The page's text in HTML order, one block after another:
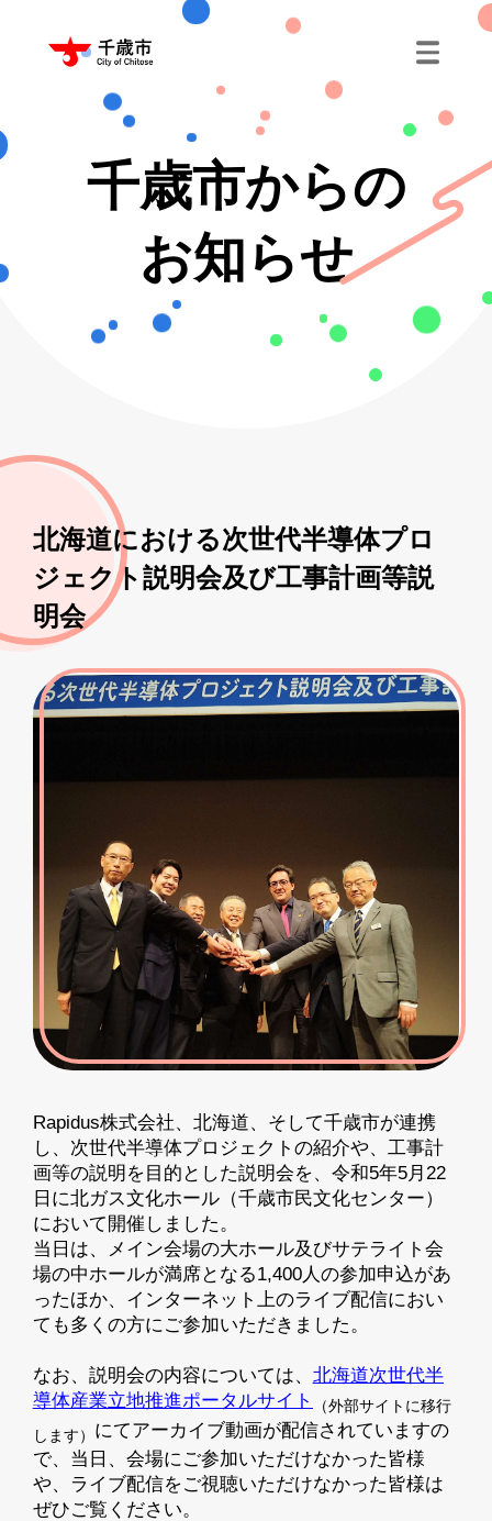
千歳市からの
お知らせ
北海道における次世代半導体プロ
ジェクト説明会及び工事計画等説
明会
Rapidus株式会社、北海道、そして千歳市が連携
し、次世代半導体プロジェクトの紹介や、工事計
画等の説明を目的とした説明会を、令和5年5月22
日に北ガス文化ホール（千歳市民文化センター）
において開催しました。
当日は、メイン会場の大ホール及びサテライト会
場の中ホールが満席となる1,400人の参加申込があ
ったほか、インターネット上のライブ配信におい
ても多くの方にご参加いただきました。
なお、説明会の内容については、 北海道次世代半
導体産業立地推進ポータルサイト （外部サイトに移行
します） にてアーカイブ動画が配信されていますの
で、当日、会場にご参加いただけなかった皆様
や、ライブ配信をご視聴いただけなかった皆様は
ぜひご覧ください。